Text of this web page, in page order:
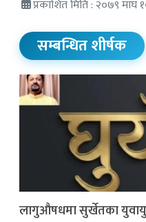
प्रकाशित मिति : २०७९
सम्बन्धित शीर्षक
लागुऔषधमा सुर्खेतका